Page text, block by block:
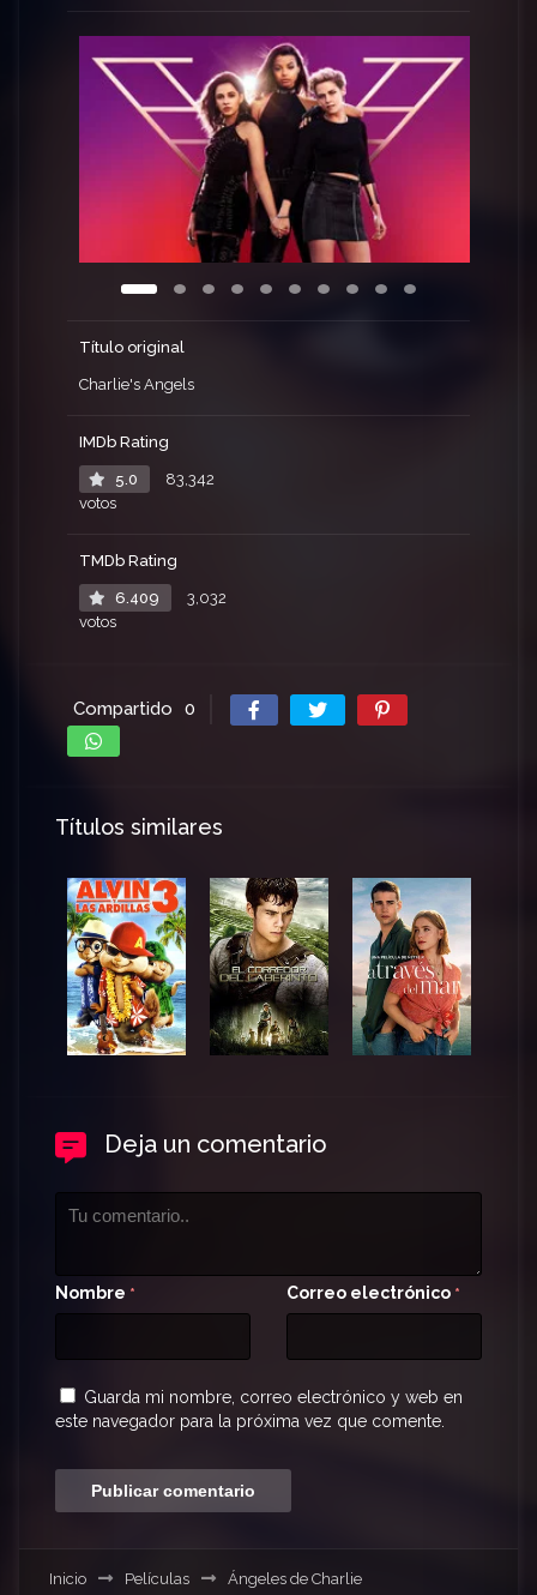
mundo. Una tecnología peligrosa está a punto de
ser lanzada, por lo que varios ángeles son
enviados a investigar.
Título original
Charlie's Angels
IMDb Rating
5.0
83,342
votos
TMDb Rating
6.409
3,032
votos
Compartido 0
Títulos similares
Deja un comentario
Nombre * Correo electrónico *
Guarda mi nombre, correo electrónico y web en
este navegador para la próxima vez que comente.
Inicio Películas Ángeles de Charlie